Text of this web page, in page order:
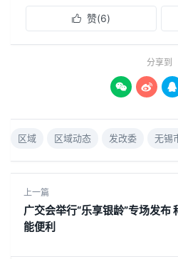
 赞(6)
分享到
  
区域 区域动态 发改委 无锡
上一篇
广交会举行“乐享银龄”专场发布
能便利